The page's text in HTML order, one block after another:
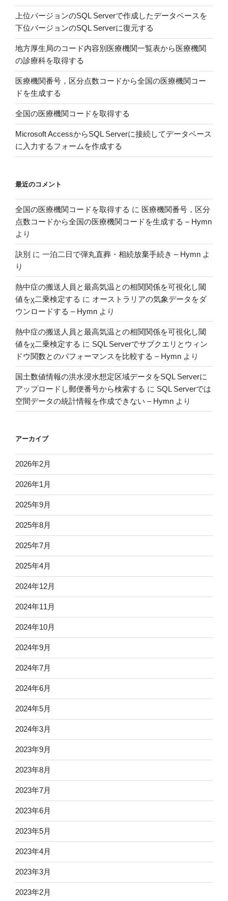
と
筋
力
増
強
の
関
係
を
調
べ
た
メ
ナ
リ
シ
ス”
の
上位バージョンのSQL Serverで作成したデータベースを
下位バージョンのSQL Serverに復元する
地方厚生局のコード内容別医療機関一覧表から医療機関
の診療科を取得する
医療機関番号，区分点数コードから全国の医療機関コー
ドを生成する
全国の医療機関コードを取得する
Microsoft AccessからSQL Serverに接続してデータベース
に入力するフォームを作成する
最近のコメント
全国の医療機関コードを取得する に 医療機関番号，区分
点数コードから全国の医療機関コードを生成する – Hymn
より
訣別 に 一泊二日で弾丸直葬・相続放棄手続き – Hymn よ
り
熱中症の搬送人員と最高気温との相関関係を可視化し閾
値をχ二乗検定する に オーストラリアの気象データをダ
ウンロードする – Hymn より
熱中症の搬送人員と最高気温との相関関係を可視化し閾
値をχ二乗検定する に SQL Serverでサブクエリとウィン
ドウ関数とのパフォーマンスを比較する – Hymn より
国土数値情報の洪水浸水想定区域データをSQL Serverに
アップロードし郵便番号から検索する に SQL Serverでは
空間データの統計情報を作成できない – Hymn より
アーカイブ
2026年2月
2026年1月
2025年9月
2025年8月
2025年7月
2025年4月
2024年12月
2024年11月
2024年10月
2024年9月
2024年7月
2024年6月
2024年5月
2024年3月
2023年9月
2023年8月
2023年7月
2023年6月
2023年5月
2023年4月
2023年3月
2023年2月